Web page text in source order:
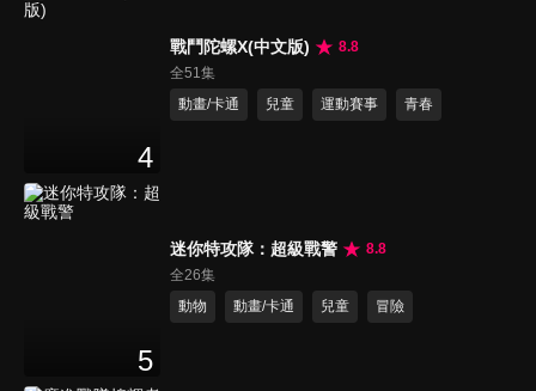
4
戰鬥陀螺X(中文版)
8.8
全51集
動畫/卡通
兒童 運動賽事 青春
5
迷你特攻隊：超級戰警
8.8
全26集
動物
動畫/卡通 兒童 冒險